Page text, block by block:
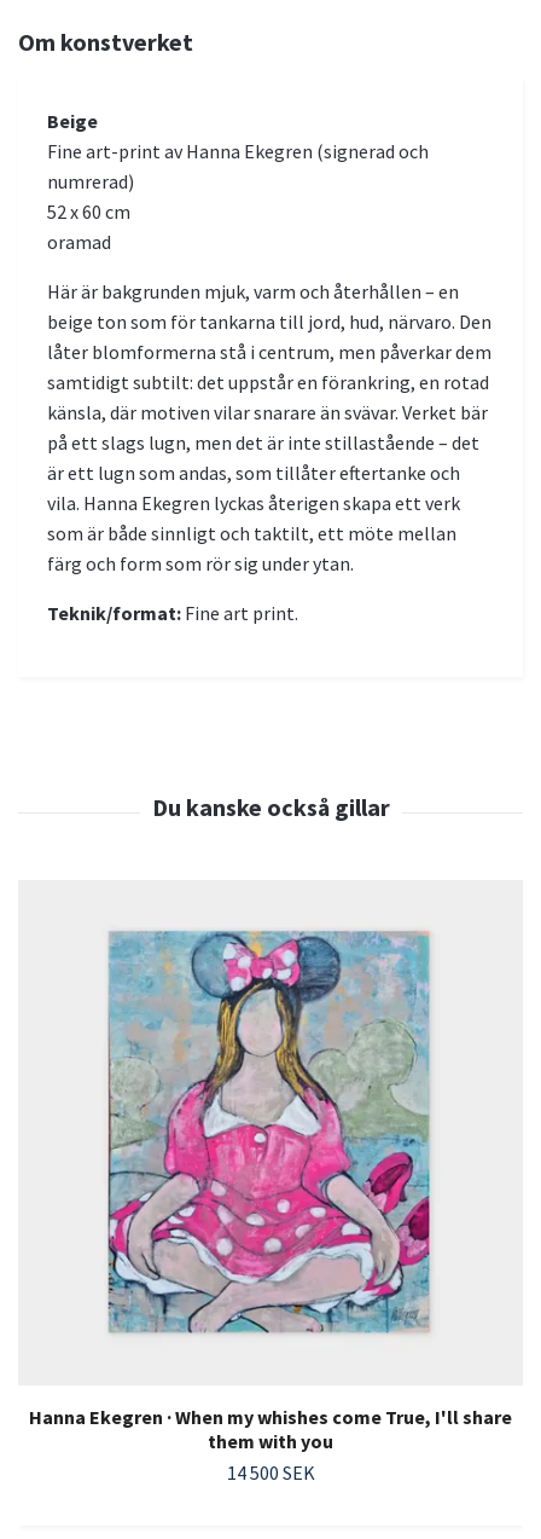
Om konstverket
Beige
Fine art-print av Hanna Ekegren (signerad och
numrerad)
52 x 60 cm
oramad
Här är bakgrunden mjuk, varm och återhållen – en
beige ton som för tankarna till jord, hud, närvaro. Den
låter blomformerna stå i centrum, men påverkar dem
samtidigt subtilt: det uppstår en förankring, en rotad
känsla, där motiven vilar snarare än svävar. Verket bär
på ett slags lugn, men det är inte stillastående – det
är ett lugn som andas, som tillåter eftertanke och
vila. Hanna Ekegren lyckas återigen skapa ett verk
som är både sinnligt och taktilt, ett möte mellan
färg och form som rör sig under ytan.
Teknik/format: Fine art print.
Hanna Ekegren · When my whishes come True, I'll share
them with you
14 500 SEK